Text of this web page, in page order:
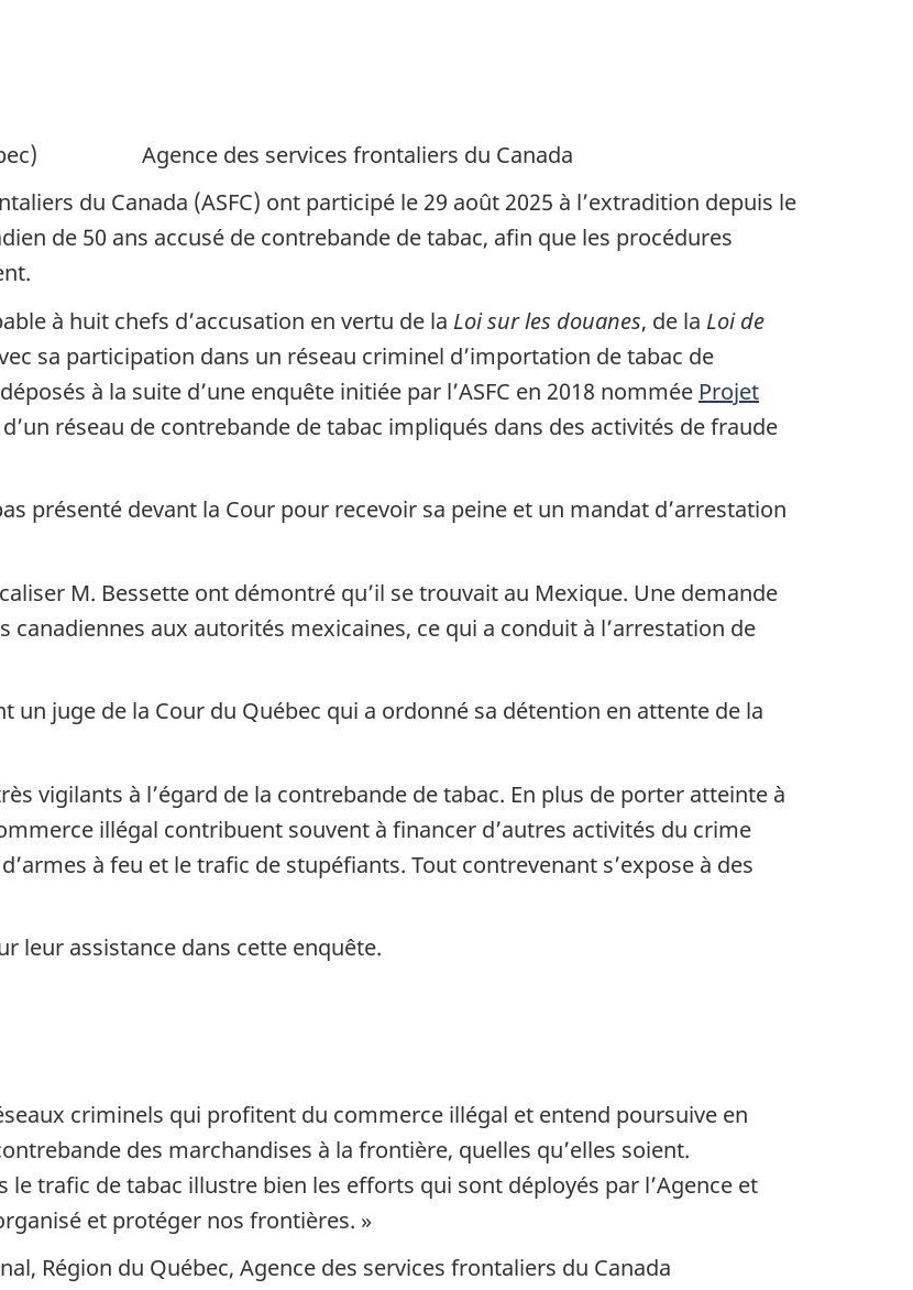
Agence des services frontaliers du Canada
du Canada (ASFC) ont participé le 29 août 2025 à l’extradition depuis le
de 50 ans accusé de contrebande de tabac, afin que les procédures
à huit chefs d’accusation en vertu de la Loi sur les douanes, de la Loi de
sa participation dans un réseau criminel d’importation de tabac de
à la suite d’une enquête initiée par l’ASFC en 2018 nommée Projet
réseau de contrebande de tabac impliqués dans des activités de fraude
présenté devant la Cour pour recevoir sa peine et un mandat d’arrestation
M. Bessette ont démontré qu’il se trouvait au Mexique. Une demande
canadiennes aux autorités mexicaines, ce qui a conduit à l’arrestation de
un juge de la Cour du Québec qui a ordonné sa détention en attente de la
vigilants à l’égard de la contrebande de tabac. En plus de porter atteinte à
illégal contribuent souvent à financer d’autres activités du crime
à feu et le trafic de stupéfiants. Tout contrevenant s’expose à des
leur assistance dans cette enquête.
criminels qui profitent du commerce illégal et entend poursuive en
des marchandises à la frontière, quelles qu’elles soient.
trafic de tabac illustre bien les efforts qui sont déployés par l’Agence et
et protéger nos frontières. »
Région du Québec, Agence des services frontaliers du Canada